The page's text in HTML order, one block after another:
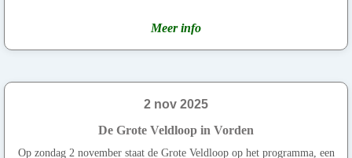
Meer info
2 nov 2025
De Grote Veldloop in Vorden
Op zondag 2 november staat de Grote Veldloop op het programma, een